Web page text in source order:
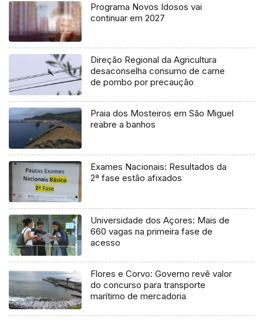
Programa Novos Idosos vai
continuar em 2027
Direção Regional da Agricultura
desaconselha consumo de carne
de pombo por precaução
Praia dos Mosteiros em São Miguel
reabre a banhos
Exames Nacionais: Resultados da
2ª fase estão afixados
Universidade dos Açores: Mais de
660 vagas na primeira fase de
acesso
Flores e Corvo: Governo revê valor
do concurso para transporte
marítimo de mercadoria